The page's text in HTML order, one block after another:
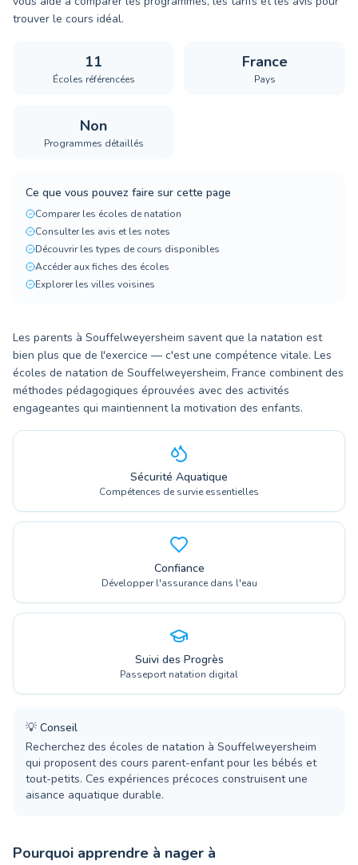
trouver le cours idéal.
11
Écoles référencées
France
Pays
Non
Programmes détaillés
Ce que vous pouvez faire sur cette page
Comparer les écoles de natation
Consulter les avis et les notes
Découvrir les types de cours disponibles
Accéder aux fiches des écoles
Explorer les villes voisines
Les parents à Souffelweyersheim savent que la natation est
bien plus que de l'exercice — c'est une compétence vitale. Les
écoles de natation de Souffelweyersheim, France combinent des
méthodes pédagogiques éprouvées avec des activités
engageantes qui maintiennent la motivation des enfants.
Sécurité Aquatique
Compétences de survie essentielles
Confiance
Développer l'assurance dans l'eau
Suivi des Progrès
Passeport natation digital
💡 Conseil
Recherchez des écoles de natation à Souffelweyersheim
qui proposent des cours parent-enfant pour les bébés et
tout-petits. Ces expériences précoces construisent une
aisance aquatique durable.
Pourquoi apprendre à nager à